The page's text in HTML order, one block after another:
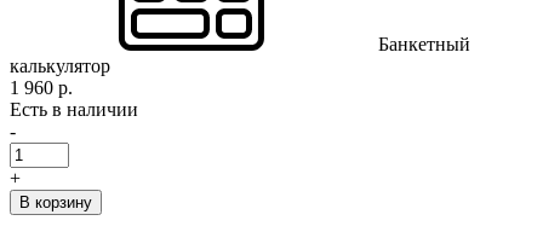
Банкетный
калькулятор
1 960 р.
Есть в наличии
-
+
В корзину